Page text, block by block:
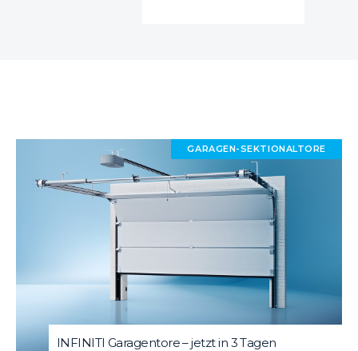
INFINITI Garagentore – jetzt in 3 Tagen
GARAGEN-SEKTIONALTORE